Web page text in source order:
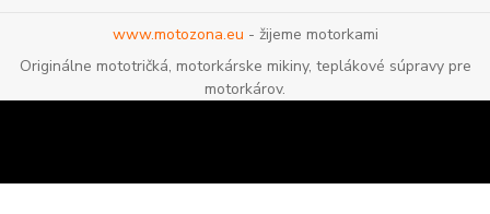
www.motozona.eu - žijeme motorkami
Originálne mototričká, motorkárske mikiny, teplákové súpravy pre
motorkárov.